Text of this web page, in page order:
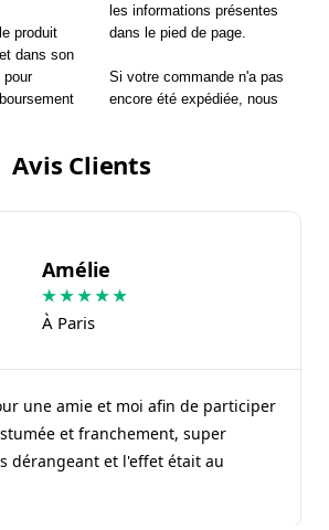
produit
dans son
pour
les informations présentes
dans le pied de page.
Si votre commande n'a pas
encore été expédiée, nous
Avis Clients
Amélie
★★★★★
À Paris
une amie et moi afin de participer
et franchement, super
dérangeant et l'effet était au